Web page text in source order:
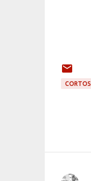
CORTOS